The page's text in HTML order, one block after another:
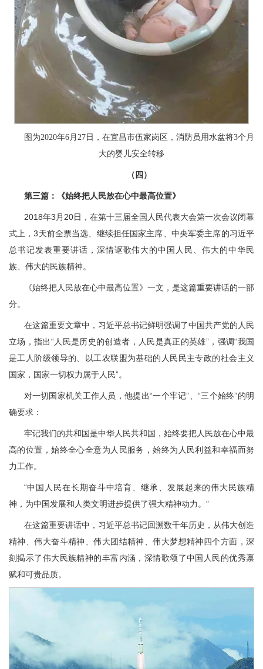
图为2020年6月27日，在宜昌市伍家岗区，消防员用水盆将3个月
大的婴儿安全转移
（四）
第三篇：《始终把人民放在心中最高位置》
2018年3月20日，在第十三届全国人民代表大会第一次会议闭幕
式上，3天前全票当选、继续担任国家主席、中央军委主席的习近平
总书记发表重要讲话，深情讴歌伟大的中国人民、伟大的中华民
族、伟大的民族精神。
《始终把人民放在心中最高位置》一文，是这篇重要讲话的一部
分。
在这篇重要文章中，习近平总书记鲜明强调了中国共产党的人民
立场，指出“人民是历史的创造者，人民是真正的英雄”，强调“我国
是工人阶级领导的、以工农联盟为基础的人民民主专政的社会主义
国家，国家一切权力属于人民”。
对一切国家机关工作人员，他提出“一个牢记”、“三个始终”的明
确要求：
牢记我们的共和国是中华人民共和国，始终要把人民放在心中最
高的位置，始终全心全意为人民服务，始终为人民利益和幸福而努
力工作。
“中国人民在长期奋斗中培育、继承、发展起来的伟大民族精
神，为中国发展和人类文明进步提供了强大精神动力。”
在这篇重要讲话中，习近平总书记回溯数千年历史，从伟大创造
精神、伟大奋斗精神、伟大团结精神、伟大梦想精神四个方面，深
刻揭示了伟大民族精神的丰富内涵，深情歌颂了中国人民的优秀禀
赋和可贵品质。